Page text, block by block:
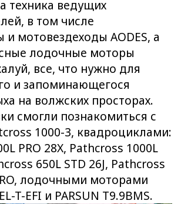
техника ведущих
в том числе
мотовездеходы AODES, а
лодочные моторы
все, что нужно для
и запоминающегося
на волжских просторах.
смогли познакомиться с
1000-3, квадроциклами:
PRO 28X, Pathcross 1000L
650L STD 26J, Pathcross
лодочными моторами
T-EFI и PARSUN T9.9BMS.